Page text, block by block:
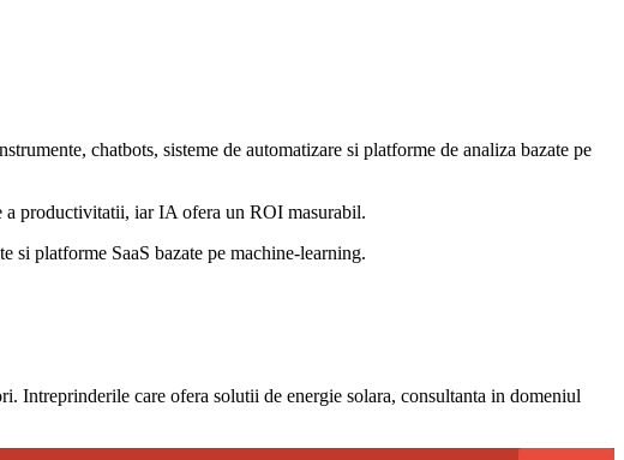
chatbots, sisteme de automatizare si platforme de analiza bazate pe
a productivitatii, iar IA ofera un ROI masurabil.
si platforme SaaS bazate pe machine-learning.
Intreprinderile care ofera solutii de energie solara, consultanta in domeniul